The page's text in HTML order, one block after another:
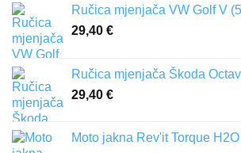
Ručica mjenjača VW Golf V
29,40 €
Ručica mjenjača Škoda
29,40 €
Moto jakna Rev'it Torque H2O